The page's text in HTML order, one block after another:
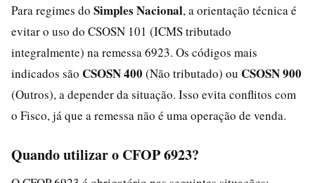
Para regimes do Simples Nacional, a orientação técnica é
evitar o uso do CSOSN 101 (ICMS tributado
integralmente) na remessa 6923. Os códigos mais
indicados são CSOSN 400 (Não tributado) ou CSOSN 900
(Outros), a depender da situação. Isso evita conflitos com
o Fisco, já que a remessa não é uma operação de venda.
Quando utilizar o CFOP 6923?